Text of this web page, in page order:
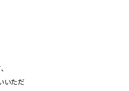
いただ